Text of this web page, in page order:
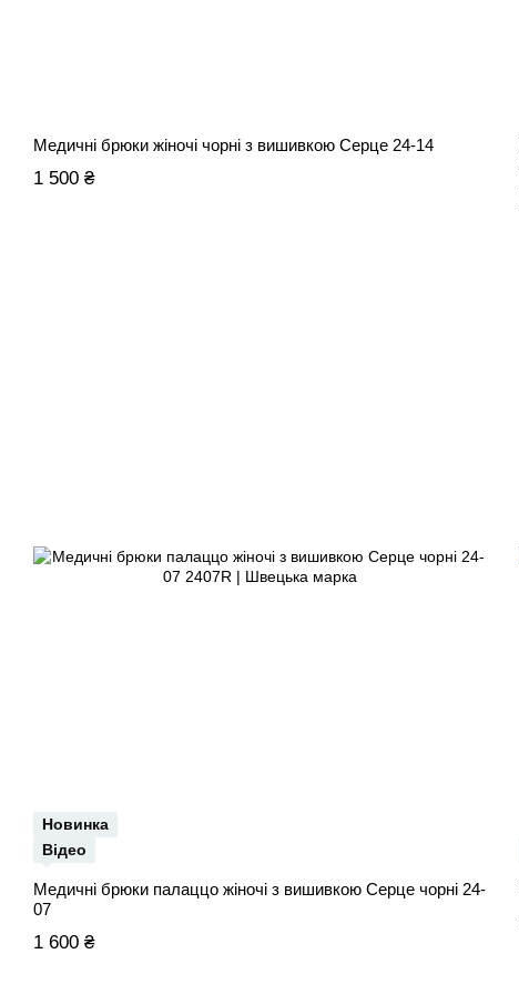
Медичні брюки жіночі чорні з вишивкою Серце 24-14
1 500 ₴
Новинка
Відео
Медичні брюки палаццо жіночі з вишивкою Серце чорні 24-
07
1 600 ₴